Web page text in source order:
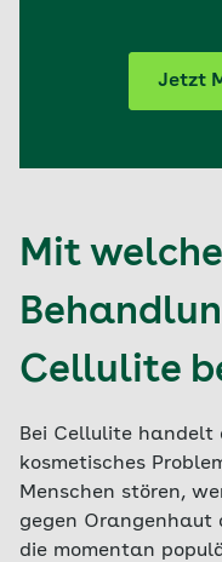
Jetzt
Mit
Cellulite
Bei Cellulite handelt
kosmetisches
Menschen stören,
gegen Orangenhaut
die momentan